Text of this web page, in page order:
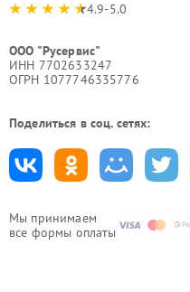
Мы принимаем
все формы оплаты
4.9-5.0
ООО "Русервис"
ИНН 7702633247
ОГРН 1077746335776
Поделиться в соц. сетях: